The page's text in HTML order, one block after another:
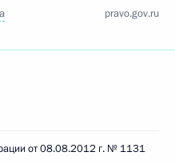
pravo.gov.ru
от 08.08.2012 г. № 1131